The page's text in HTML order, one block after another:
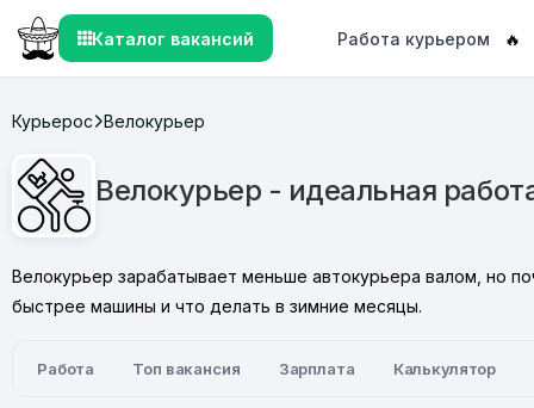
Каталог вакансий Работа курьером 🔥
Курьерос Велокурьер
Велокурьер - идеальная
Велокурьер зарабатывает меньше автокурьера валом, но
быстрее машины и что делать в зимние месяцы.
Работа Топ вакансия Зарплата Калькулятор